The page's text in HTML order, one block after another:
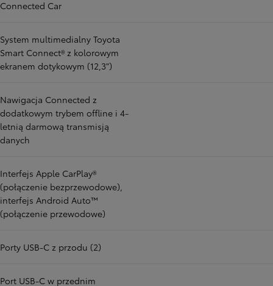
Connected Car
System multimedialny Toyota
Smart Connect® z kolorowym
ekranem dotykowym (12,3")
Nawigacja Connected z
dodatkowym trybem offline i 4-
letnią darmową transmisją
danych
Interfejs Apple CarPlay®
(połączenie bezprzewodowe),
interfejs Android Auto™
(połączenie przewodowe)
Porty USB-C z przodu (2)
Port USB-C w przednim